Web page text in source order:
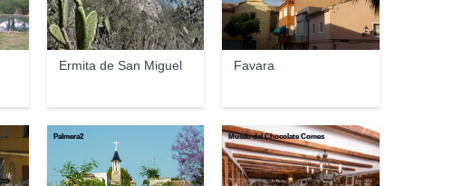
Ermita de San Miguel Favara
Palmera2 Museo del Chocolate Comes